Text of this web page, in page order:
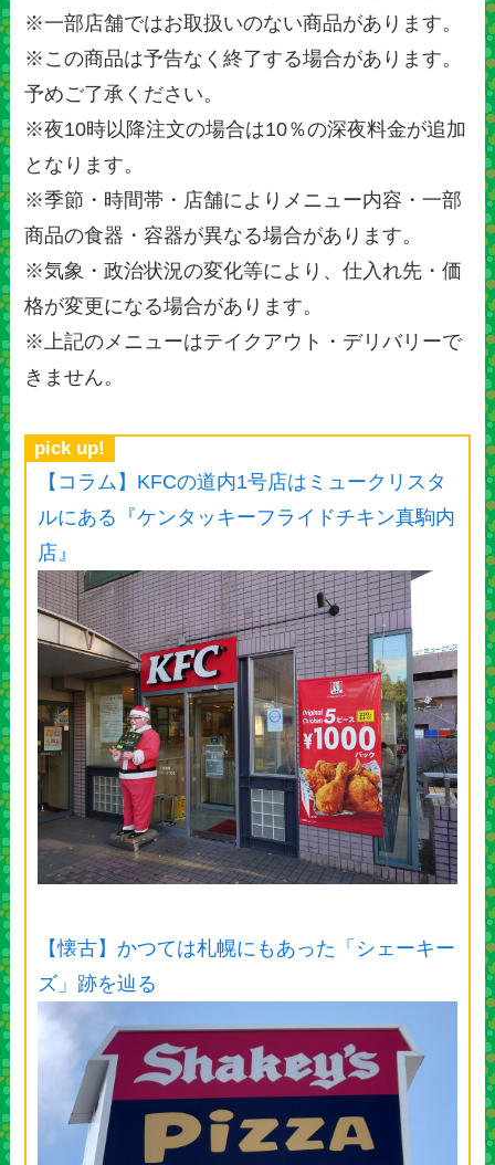
※一部店舗ではお取扱いのない商品があります。
※この商品は予告なく終了する場合があります。
予めご了承ください。
※夜10時以降注文の場合は10％の深夜料金が追加
となります。
※季節・時間帯・店舗によりメニュー内容・一部
商品の食器・容器が異なる場合があります。
※気象・政治状況の変化等により、仕入れ先・価
格が変更になる場合があります。
※上記のメニューはテイクアウト・デリバリーで
きません。
pick up!
【コラム】KFCの道内1号店はミュークリスタ
ルにある『ケンタッキーフライドチキン真駒内
店』
【懐古】かつては札幌にもあった「シェーキー
ズ」跡を辿る